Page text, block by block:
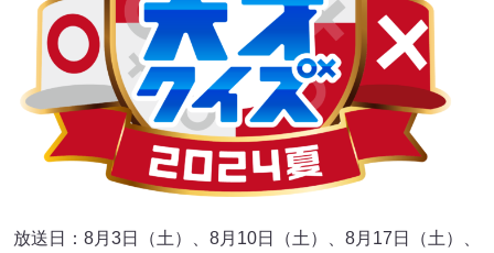
放送日：8月3日（土）、8月10日（土）、8月17日（土）、